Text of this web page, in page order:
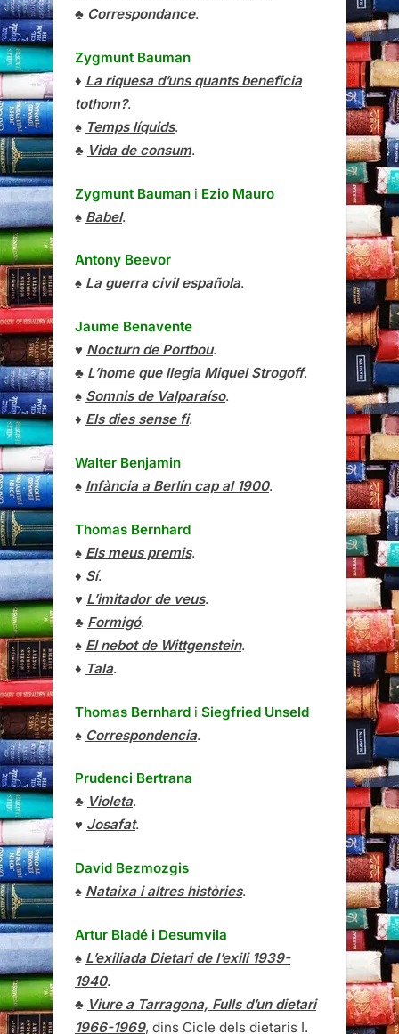
♣ Correspondance.
Zygmunt Bauman
♦ La riquesa d’uns quants beneficia
tothom?.
♠ Temps líquids.
♣ Vida de consum.
Zygmunt Bauman i Ezio Mauro
♠ Babel.
Antony Beevor
♠ La guerra civil española.
Jaume Benavente
♥ Nocturn de Portbou.
♣ L’home que llegia Miquel Strogoff.
♠ Somnis de Valparaíso.
♦ Els dies sense fi.
Walter Benjamin
♠ Infància a Berlín cap al 1900.
Thomas Bernhard
♠ Els meus premis.
♦ Sí.
♥ L’imitador de veus.
♣ Formigó.
♠ El nebot de Wittgenstein.
♦ Tala.
Thomas Bernhard i Siegfried Unseld
♠ Correspondencia.
Prudenci Bertrana
♣ Violeta.
♥ Josafat.
David Bezmozgis
♠ Nataixa i altres històries.
Artur Bladé i Desumvila
♠ L’exiliada Dietari de l’exili 1939-
1940.
♣ Viure a Tarragona, Fulls d’un dietari
1966-1969, dins Cicle dels dietaris I.